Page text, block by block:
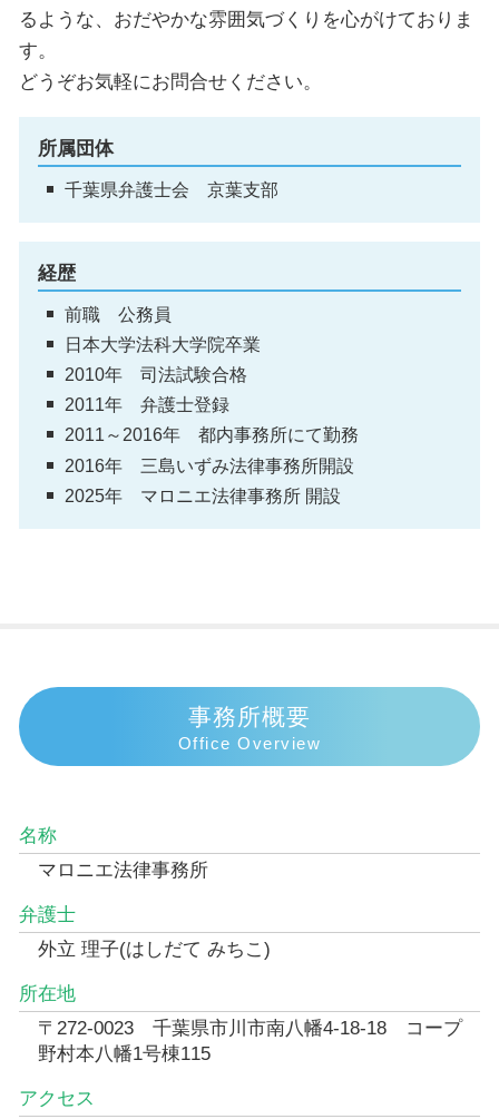
るような、おだやかな雰囲気づくりを心がけておりま
す。
どうぞお気軽にお問合せください。
所属団体
千葉県弁護士会 京葉支部
経歴
前職 公務員
日本大学法科大学院卒業
2010年 司法試験合格
2011年 弁護士登録
2011～2016年 都内事務所にて勤務
2016年 三島いずみ法律事務所開設
2025年 マロニエ法律事務所 開設
事務所概要
Office Overview
名称
マロニエ法律事務所
弁護士
外立 理子(はしだて みちこ)
所在地
〒272-0023 千葉県市川市南八幡4-18-18 コープ
野村本八幡1号棟115
アクセス